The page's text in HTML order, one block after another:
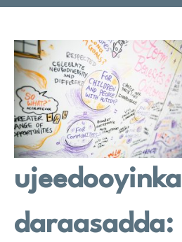
Na Taageer
Site
search
ujeedooyinka
daraasadda: